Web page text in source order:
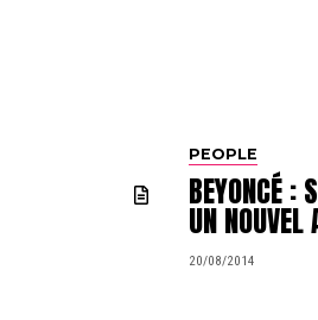
PEOPLE
BEYONCÉ :
UN
20/08/2014